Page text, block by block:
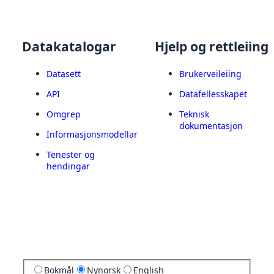
Datakatalogar
Datasett
API
Omgrep
Informasjonsmodellar
Tenester og
hendingar
Hjelp og rettleiing
Brukerveileiing
Datafellesskapet
Teknisk
dokumentasjon
Bokmål Nynorsk English